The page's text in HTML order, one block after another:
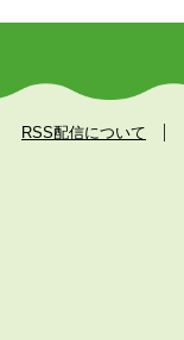
RSS配信について